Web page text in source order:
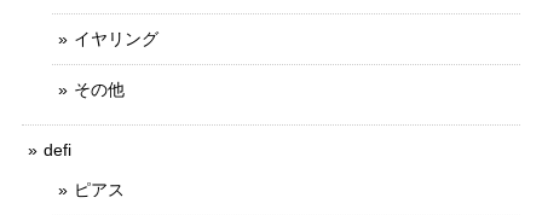
イヤリング
その他
defi
ピアス